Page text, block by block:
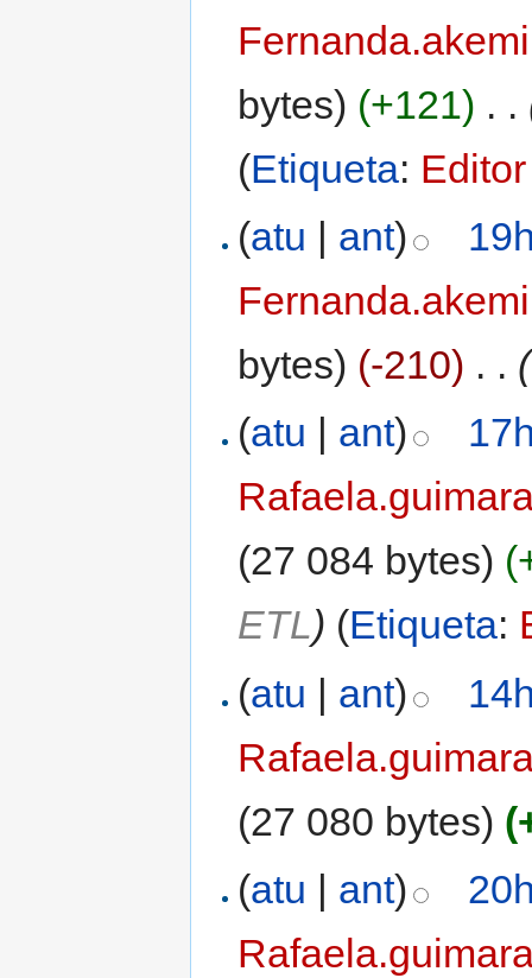
Fernanda.akemi
bytes) (+121) . .
(Etiqueta:
(atu | ant)
Fernanda.akemi
bytes) (-210) . . (
(atu ant)
(27 084 bytes)
ETL) (Etiqueta:
(atu | ant)
(27 080 bytes)
(atu | ant)